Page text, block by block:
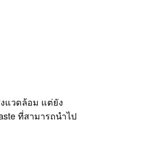
แวดล้อม แต่ยัง
ที่สามารถนำไป